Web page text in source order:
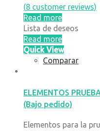
(8 customer reviews)
Read more
Lista de deseos
Read more
Quick View
Comparar
ELEMENTOS
(Bajo pedido)
Elementos para la